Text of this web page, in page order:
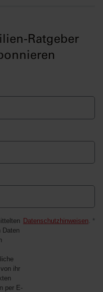
Ratgeber
*
Daten
ihr
per E-
Datenschutzhinweisen